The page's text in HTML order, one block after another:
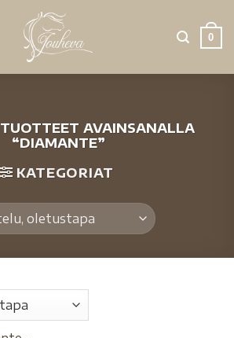
0
TUOTTEET AVAINSANALLA
“DIAMANTE”
KATEGORIAT